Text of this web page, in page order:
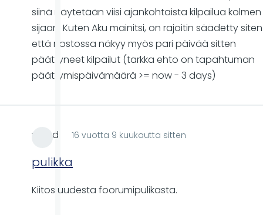
siinä näytetään viisi ajankohtaista kilpailua kolmen
sijaan. Kuten Aku mainitsi, on rajoitin säädetty siten
että nostossa näkyy myös pari päivää sitten
päättyneet kilpailut (tarkka ehto on tapahtuman
päättymispäivämäärä >= now - 3 days)
wood 16 vuotta 9 kuukautta sitten
pulikka
Kiitos uudesta foorumipulikasta.